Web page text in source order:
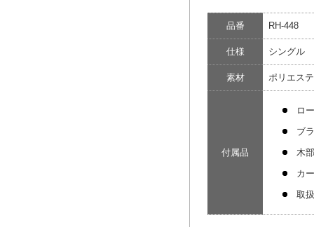
品番 RH-448
仕様 シングル
素材 ポリエス
付属品
ロ
ブ
木
カ
取